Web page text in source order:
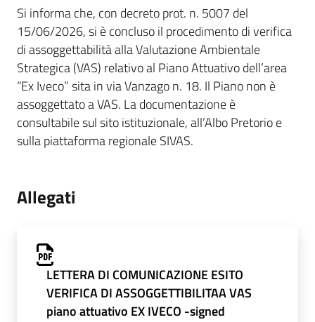
Si informa che, con decreto prot. n. 5007 del
15/06/2026, si è concluso il procedimento di verifica
di assoggettabilità alla Valutazione Ambientale
Strategica (VAS) relativo al Piano Attuativo dell’area
“Ex Iveco” sita in via Vanzago n. 18. Il Piano non è
assoggettato a VAS. La documentazione è
consultabile sul sito istituzionale, all’Albo Pretorio e
sulla piattaforma regionale SIVAS.
Allegati
LETTERA DI COMUNICAZIONE ESITO
VERIFICA DI ASSOGGETTIBILITAA VAS
piano attuativo EX IVECO -signed